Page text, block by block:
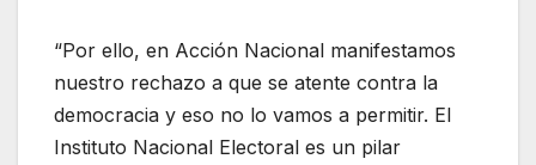
“Por ello, en Acción Nacional manifestamos
nuestro rechazo a que se atente contra la
democracia y eso no lo vamos a permitir. El
Instituto Nacional Electoral es un pilar